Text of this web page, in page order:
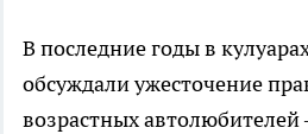
В последние годы в
обсуждали ужесточение
возрастных